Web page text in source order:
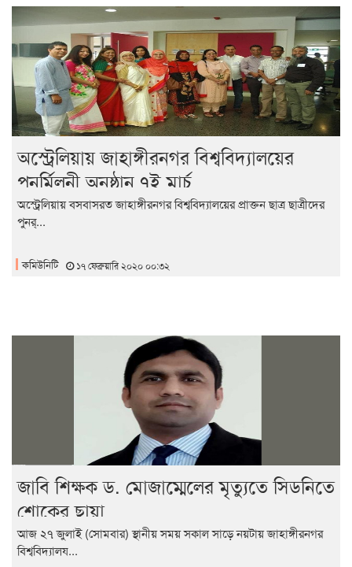
অস্ট্রেলিয়ায় জাহাঙ্গীরনগর বিশ্ববিদ্যালয়ের
পুনর্মিলনী অনুষ্ঠান ৭ই মার্চ
অস্ট্রেলিয়ায় বসবাসরত জাহাঙ্গীরনগর বিশ্ববিদ্যালয়ের প্রাক্তন ছাত্র ছাত্রীদের
পুনর্...
কমিউনিটি ১৭ ফেব্রুয়ারি ২০২০ ০০:৩২
জাবি শিক্ষক ড. মোজাম্মেলের মৃত্যুতে সিডনিতে
শোকের ছায়া
আজ ২৭ জুলাই (সোমবার) স্থানীয় সময় সকাল সাড়ে নয়টায় জাহাঙ্গীরনগর
বিশ্ববিদ্যালয...